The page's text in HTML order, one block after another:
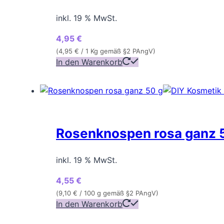
inkl. 19 % MwSt.
4,95 €
(4,95 € / 1 Kg gemäß §2 PAngV)
In den Warenkorb
Rosenknospen rosa ganz
inkl. 19 % MwSt.
4,55 €
(9,10 € / 100 g gemäß §2 PAngV)
In den Warenkorb